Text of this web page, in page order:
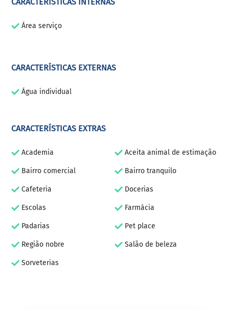
Área serviço
CARACTERÍSTICAS EXTERNAS
Água individual
CARACTERÍSTICAS EXTRAS
Academia Aceita animal de estimação
Bairro comercial Bairro tranquilo
Cafeteria Docerias
Escolas Farmácia
Padarias Pet place
Região nobre Salão de beleza
Sorveterias